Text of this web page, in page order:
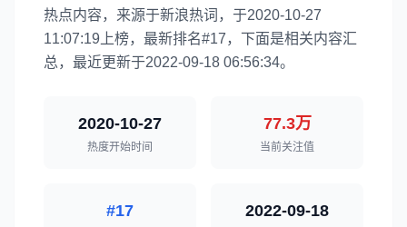
热点内容，来源于新浪热词，于2020-10-27
11:07:19上榜，最新排名#17，下面是相关内容汇
总，最近更新于2022-09-18 06:56:34。
2020-10-27
热度开始时间
77.3万
当前关注值
#17 2022-09-18